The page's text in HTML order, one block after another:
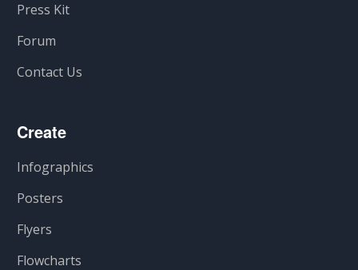
Press Kit
Forum
Contact Us
Create
Infographics
Posters
Flyers
Flowcharts